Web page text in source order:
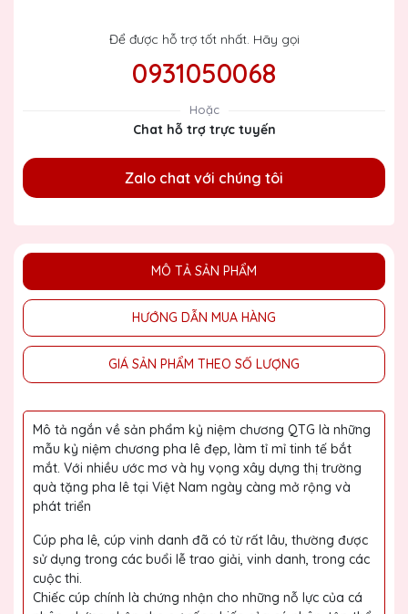
Để được hỗ trợ tốt nhất. Hãy gọi
0931050068
Hoặc
Chat hỗ trợ trực tuyến
Zalo chat với chúng tôi
MÔ TẢ SẢN PHẨM
HƯỚNG DẪN MUA HÀNG
GIÁ SẢN PHẨM THEO SỐ LƯỢNG
Mô tả ngắn về sản phẩm kỷ niệm chương QTG là những
mẫu kỷ niệm chương pha lê đẹp, làm tỉ mỉ tinh tế bắt
mắt. Với nhiều ước mơ và hy vọng xây dựng thị trường
quà tặng pha lê tại Việt Nam ngày càng mở rộng và
phát triển
Cúp pha lê, cúp vinh danh đã có từ rất lâu, thường được
sử dụng trong các buổi lễ trao giải, vinh danh, trong các
cuộc thi.
Chiếc cúp chính là chứng nhận cho những nỗ lực của cá